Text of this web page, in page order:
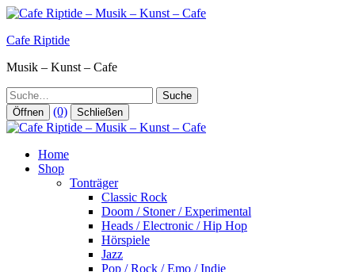
Zum
springen
Cafe Riptide
Musik – Kunst – Cafe
Suche
Öffnen (0) Schließen
Home
Shop
Tonträger
Classic Rock
Doom / Stoner / Experimental
Heads / Electronic / Hip Hop
Hörspiele
Jazz
Pop / Rock / Emo / Indie